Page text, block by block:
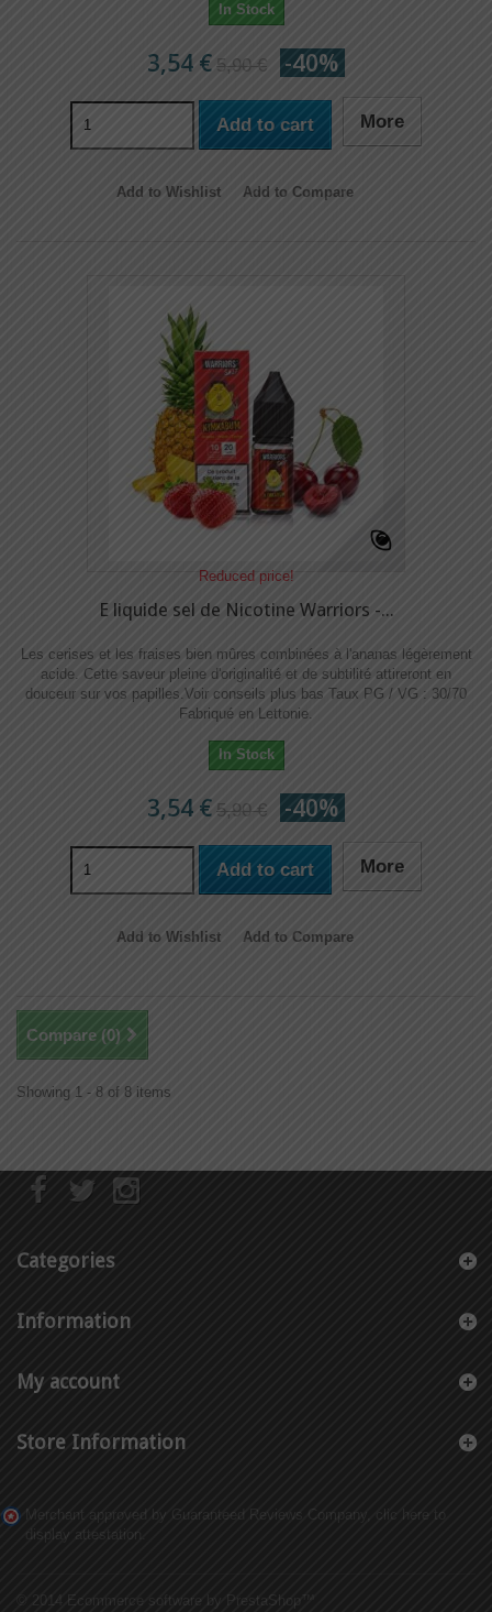
In Stock
3,54 € 5,90 € -40%
Add to cart More
Add to Wishlist Add to Compare
Reduced price!
E liquide sel de Nicotine Warriors -...
Les cerises et les fraises bien mûres combinées à l'ananas légèrement
acide. Cette saveur pleine d'originalité et de subtilité attireront en
douceur sur vos papilles.​Voir conseils plus bas Taux PG / VG : 30/70
Fabriqué en Lettonie.
In Stock
3,54 € 5,90 € -40%
Add to cart More
Add to Wishlist Add to Compare
Compare (0)
Showing 1 - 8 of 8 items
Categories
Information
© 2014 Ecommerce software by PrestaShop™
My account
Store Information
Merchant approved by Guaranteed Reviews Company,
clic here to
display attestation